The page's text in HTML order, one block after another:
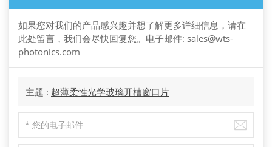
如果您对我们的产品感兴趣并想了解更多详细信息，请在
此处留言，我们会尽快回复您。电子邮件: sales@wts-
photonics.com
主题 : 超薄柔性光学玻璃开槽窗口片